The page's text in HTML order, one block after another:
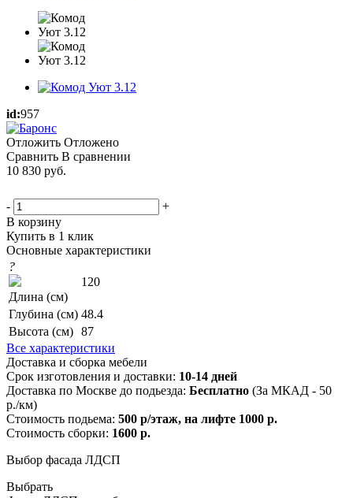
id:957
Отложить Отложено
Сравнить В сравнении
10 830 руб.
-
+
В корзину
Купить в 1 клик
Основные характеристики
?
Длина (см)
120
Глубина (см) 48.4
Высота (см) 87
Все характеристики
Доставка и сборка мебели
Срок изготовления и доставки: 10-14 дней
Доставка по Москве до подьезда: Бесплатно (За МКАД - 50
р./км)
Стоимость подьема: 500 р/этаж, на лифте 1000 р.
Стоимость сборки: 1600 р.
Выбор фасада ЛДСП
Выбрать